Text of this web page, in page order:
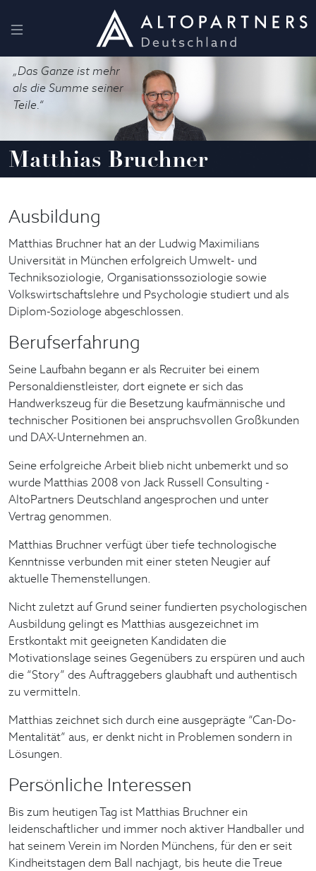
„Das Ganze ist mehr
als die Summe seiner
Teile.“
Matthias Bruchner
Ausbildung
Matthias Bruchner hat an der Ludwig Maximilians
Universität in München erfolgreich Umwelt- und
Techniksoziologie, Organisationssoziologie sowie
Volkswirtschaftslehre und Psychologie studiert und als
Diplom-Soziologe abgeschlossen.
Berufserfahrung
Seine Laufbahn begann er als Recruiter bei einem
Personaldienstleister, dort eignete er sich das
Handwerkszeug für die Besetzung kaufmännische und
technischer Positionen bei anspruchsvollen Großkunden
und DAX-Unternehmen an.
Seine erfolgreiche Arbeit blieb nicht unbemerkt und so
wurde Matthias 2008 von Jack Russell Consulting -
AltoPartners Deutschland angesprochen und unter
Vertrag genommen.
Matthias Bruchner verfügt über tiefe technologische
Kenntnisse verbunden mit einer steten Neugier auf
aktuelle Themenstellungen.
Nicht zuletzt auf Grund seiner fundierten psychologischen
Ausbildung gelingt es Matthias ausgezeichnet im
Erstkontakt mit geeigneten Kandidaten die
Motivationslage seines Gegenübers zu erspüren und auch
die “Story” des Auftraggebers glaubhaft und authentisch
zu vermitteln.
Matthias zeichnet sich durch eine ausgeprägte “Can-Do-
Mentalität” aus, er denkt nicht in Problemen sondern in
Lösungen.
Persönliche Interessen
Bis zum heutigen Tag ist Matthias Bruchner ein
leidenschaftlicher und immer noch aktiver Handballer und
hat seinem Verein im Norden Münchens, für den er seit
Kindheitstagen dem Ball nachjagt, bis heute die Treue